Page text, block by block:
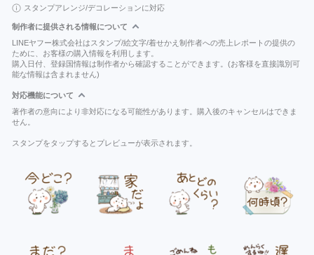
スタンプアレンジ/デコレーションに対応
制作者に提供される情報について
LINEヤフー株式会社はスタンプ/絵文字/着せかえ制作者への売上レポートの提供の
ために、お客様の購入情報を利用します。
購入日付、登録国情報は制作者から確認することができます。(お客様を直接識別可
能な情報は含まれません)
対応機能について
著作者の意向により非対応になる可能性があります。購入後のキャンセルはできま
せん。
スタンプをタップするとプレビューが表示されます。